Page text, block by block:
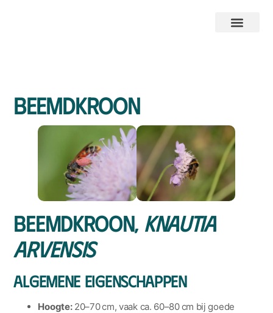
Beemdkroon
Beemdkroon, Knautia
arvensis
Algemene eigenschappen
Hoogte:20–70 cm, vaak ca. 60–80 cm bij goede